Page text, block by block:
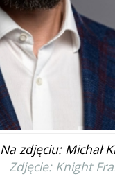
Na zdjęciu: Michał
Zdjęcie: Knight